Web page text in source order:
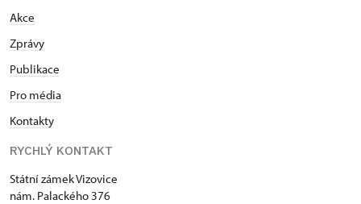
Akce
Zprávy
Publikace
Pro média
Kontakty
RYCHLÝ KONTAKT
Státní zámek Vizovice
nám. Palackého 376